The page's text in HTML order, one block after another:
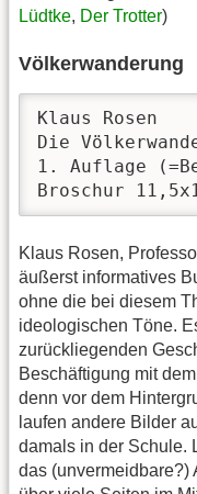
Lüdtke, Der Trotter)
Völkerwanderung
Klaus Rosen
Die
1. Auflage
Broschur
Klaus Rosen,
äußerst informatives
ohne die bei diesem
ideologischen Töne.
zurückliegenden
Beschäftigung mit
denn vor dem
laufen andere Bilder
damals in der Schule.
das (unvermeidbare?)